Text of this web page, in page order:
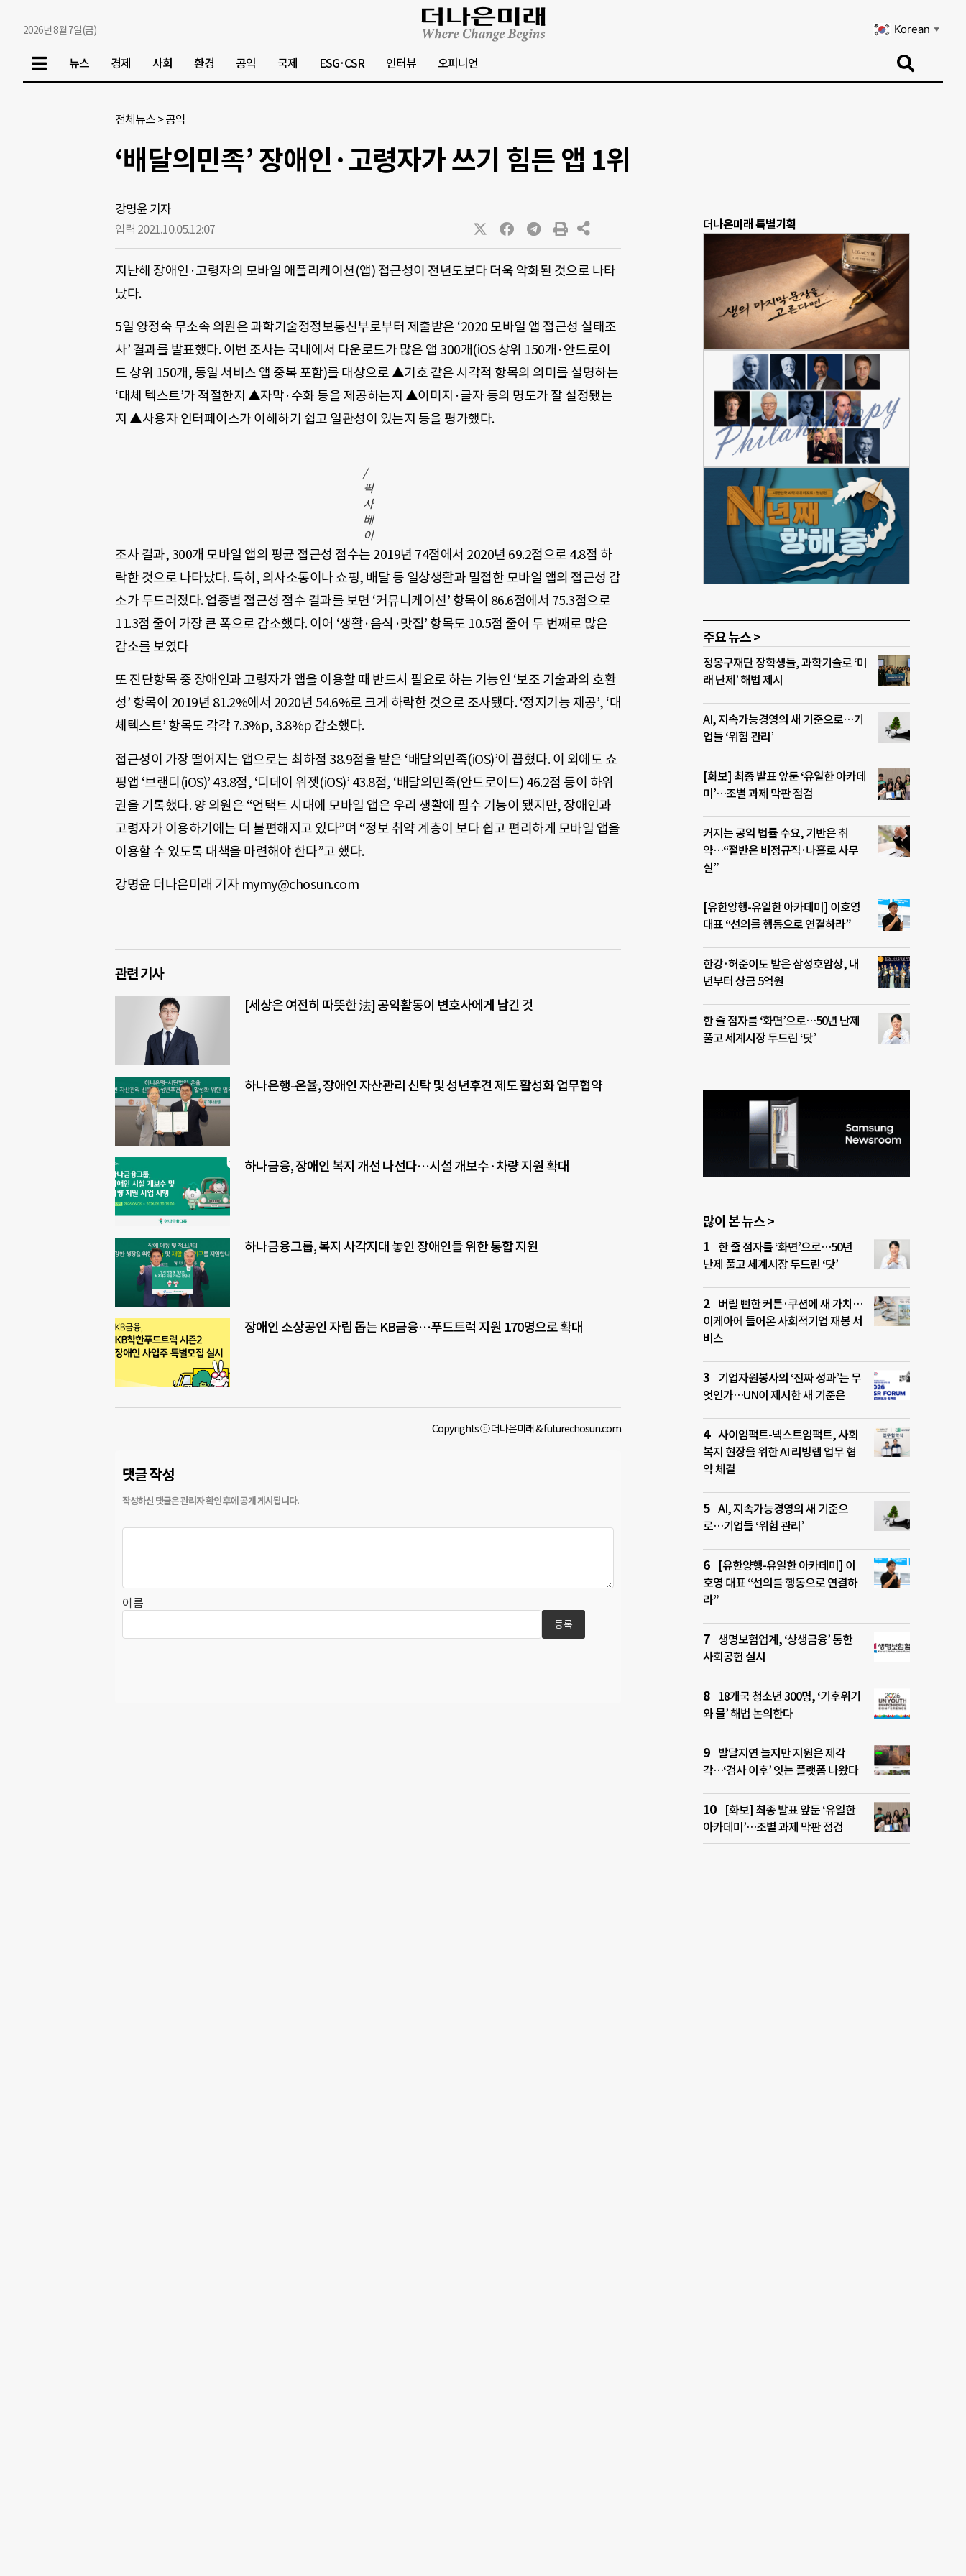
2026년 8월 7일(금) Korean ▼
뉴스 경제 사회 환경 공익 국제 ESG·CSR 인터뷰 오피니언
전체뉴스 >공익
‘배달의민족’ 장애인·고령자가 쓰기 힘든 앱 1위
강명윤 기자
입력 2021.10.05.12:07
지난해 장애인·고령자의 모바일 애플리케이션(앱) 접근성이 전년도보다 더욱 악화된 것으로 나타
났다.
5일 양정숙 무소속 의원은 과학기술정정보통신부로부터 제출받은 ‘2020 모바일 앱 접근성 실태조
사’ 결과를 발표했다. 이번 조사는 국내에서 다운로드가 많은 앱 300개(iOS 상위 150개·안드로이
드 상위 150개, 동일 서비스 앱 중복 포함)를 대상으로 ▲기호 같은 시각적 항목의 의미를 설명하는
‘대체 텍스트’가 적절한지 ▲자막·수화 등을 제공하는지 ▲이미지·글자 등의 명도가 잘 설정됐는
지 ▲사용자 인터페이스가 이해하기 쉽고 일관성이 있는지 등을 평가했다.
/
픽
사
베
이
조사 결과, 300개 모바일 앱의 평균 접근성 점수는 2019년 74점에서 2020년 69.2점으로 4.8점 하
락한 것으로 나타났다. 특히, 의사소통이나 쇼핑, 배달 등 일상생활과 밀접한 모바일 앱의 접근성 감
소가 두드러졌다. 업종별 접근성 점수 결과를 보면 ‘커뮤니케이션’ 항목이 86.6점에서 75.3점으로
11.3점 줄어 가장 큰 폭으로 감소했다. 이어 ‘생활·음식·맛집’ 항목도 10.5점 줄어 두 번째로 많은
감소를 보였다
또 진단항목 중 장애인과 고령자가 앱을 이용할 때 반드시 필요로 하는 기능인 ‘보조 기술과의 호환
성’ 항목이 2019년 81.2%에서 2020년 54.6%로 크게 하락한 것으로 조사됐다. ‘정지기능 제공’, ‘대
체텍스트’ 항목도 각각 7.3%p, 3.8%p 감소했다.
접근성이 가장 떨어지는 앱으로는 최하점 38.9점을 받은 ‘배달의민족(iOS)’이 꼽혔다. 이 외에도 쇼
핑앱 ‘브랜디(iOS)’ 43.8점, ‘디데이 위젯(iOS)’ 43.8점, ‘배달의민족(안드로이드) 46.2점 등이 하위
권을 기록했다. 양 의원은 “언택트 시대에 모바일 앱은 우리 생활에 필수 기능이 됐지만, 장애인과
고령자가 이용하기에는 더 불편해지고 있다”며 “정보 취약 계층이 보다 쉽고 편리하게 모바일 앱을
이용할 수 있도록 대책을 마련해야 한다”고 했다.
강명윤 더나은미래 기자 mymy@chosun.com
관련 기사
[세상은 여전히 따뜻한 法] 공익활동이 변호사에게 남긴 것
하나은행-온율, 장애인 자산관리 신탁 및 성년후견 제도 활성화 업무협약
하나금융, 장애인 복지 개선 나선다…시설 개보수·차량 지원 확대
하나금융그룹, 복지 사각지대 놓인 장애인들 위한 통합 지원
장애인 소상공인 자립 돕는 KB금융…푸드트럭 지원 170명으로 확대
Copyrights ⓒ 더나은미래 & futurechosun.com
댓글 작성
이름
더나은미래 특별기획
주요 뉴스 >
정몽구재단 장학생들, 과학기술로 ‘미
래 난제’ 해법 제시
AI, 지속가능경영의 새 기준으로…기
업들 ‘위험 관리’
[화보] 최종 발표 앞둔 ‘유일한 아카데
미’…조별 과제 막판 점검
커지는 공익 법률 수요, 기반은 취
약…“절반은 비정규직·나홀로 사무
실”
[유한양행-유일한 아카데미] 이호영
대표 “선의를 행동으로 연결하라”
한강·허준이도 받은 삼성호암상, 내
년부터 상금 5억원
한 줄 점자를 ‘화면’으로…50년 난제
풀고 세계시장 두드린 ‘닷’
많이 본 뉴스 >
한 줄 점자를 ‘화면’으로…50년
난제 풀고 세계시장 두드린 ‘닷’
버릴 뻔한 커튼·쿠션에 새 가치…
이케아에 들어온 사회적기업 재봉 서
비스
기업자원봉사의 ‘진짜 성과’는 무
엇인가…UN이 제시한 새 기준은
사이임팩트-넥스트임팩트, 사회
복지 현장을 위한 AI 리빙랩 업무 협
약 체결
AI, 지속가능경영의 새 기준으
로…기업들 ‘위험 관리’
[유한양행-유일한 아카데미] 이
호영 대표 “선의를 행동으로 연결하
라”
생명보험업계, ‘상생금융’ 통한
사회공헌 실시
18개국 청소년 300명, ‘기후위기
와 물’ 해법 논의한다
발달지연 늘지만 지원은 제각
각…‘검사 이후’ 잇는 플랫폼 나왔다
[화보] 최종 발표 앞둔 ‘유일한
아카데미’…조별 과제 막판 점검